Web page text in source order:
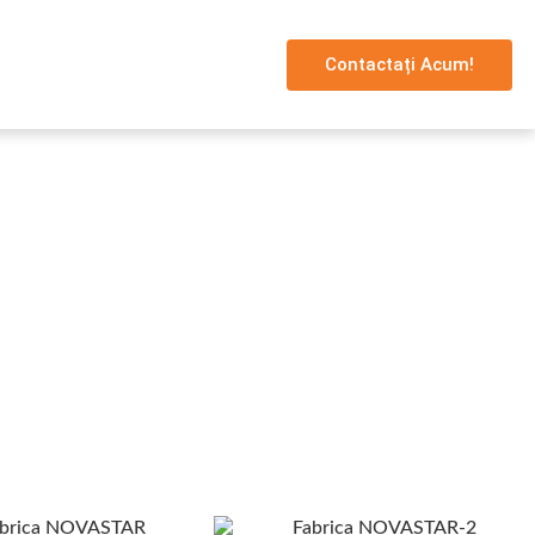
Contactați Acum!